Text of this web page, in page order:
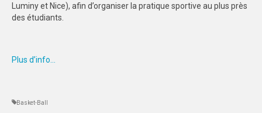
SPORTS CO
SPORTS CO – AIX-MARSEILLE
Luminy et Nice), afin d’organiser la pratique sportive au plus près
des étudiants.
Plus d’info…
Basket-Ball